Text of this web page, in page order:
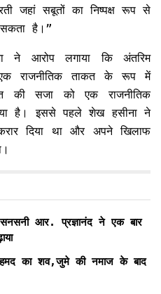
जहां सबूतों का निष्पक्ष रूप से
है।”
ने आरोप लगाया कि अंतरिम
राजनीतिक ताकत के रूप में
की सजा को एक राजनीतिक
है। इससे पहले शेख हसीना ने
दिया था और अपने खिलाफ
आर. प्रज्ञानंद ने एक बार
का शव,जुमे की नमाज के बाद